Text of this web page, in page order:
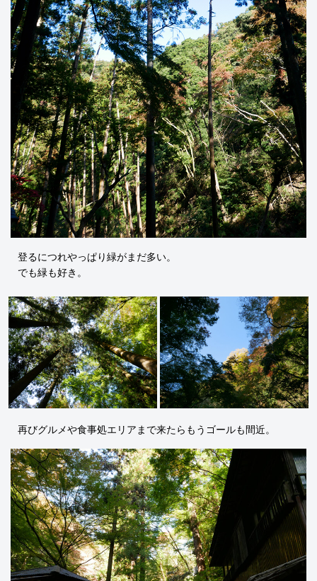
登るにつれやっぱり緑がまだ多い。
でも緑も好き。
再びグルメや食事処エリアまで来たらもうゴールも間近。